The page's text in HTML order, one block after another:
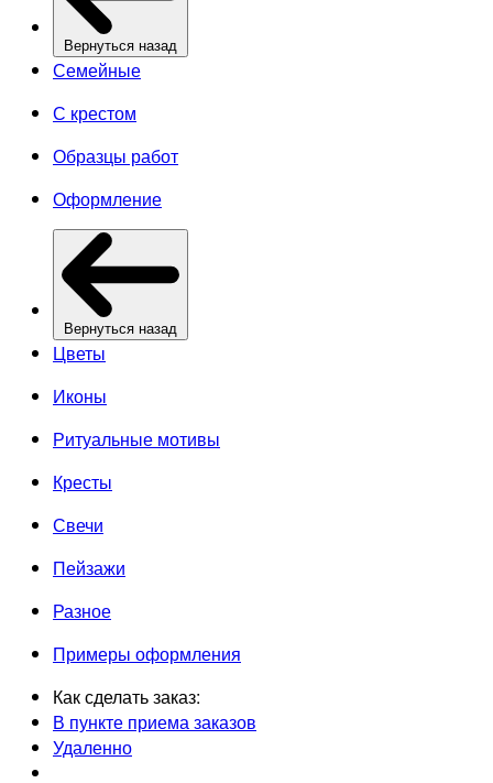
Вернуться назад
Семейные
С крестом
Образцы работ
Оформление
Вернуться назад
Цветы
Иконы
Ритуальные мотивы
Кресты
Свечи
Пейзажи
Разное
Примеры оформления
Как сделать заказ:
В пункте приема заказов
Удаленно